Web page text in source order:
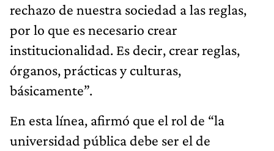
rechazo de nuestra sociedad a las reglas,
por lo que es necesario crear
institucionalidad. Es decir, crear reglas,
órganos, prácticas y culturas,
básicamente”.
En esta línea, afirmó que el rol de “la
universidad pública debe ser el de